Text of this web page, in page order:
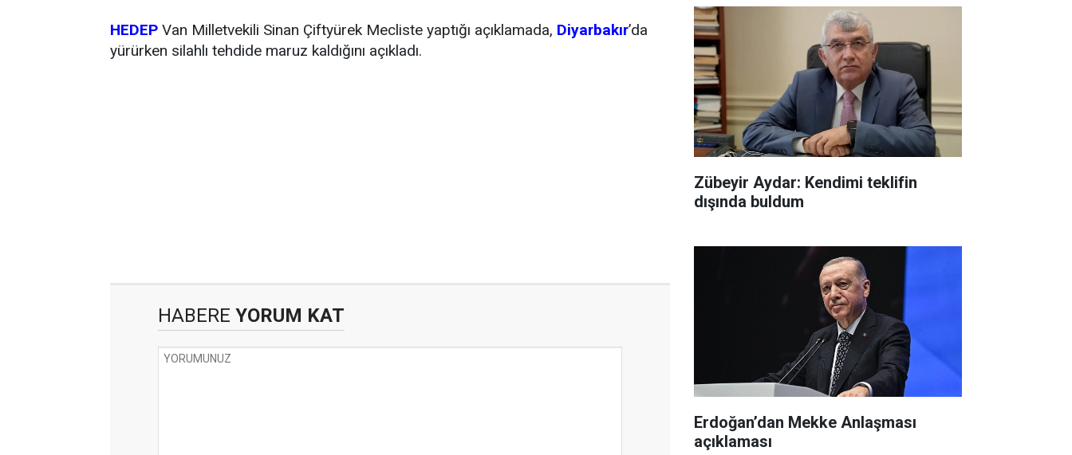
HEDEP Van Milletvekili Sinan Çiftyürek Mecliste yaptığı açıklamada, Diyarbakır’da
yürürken silahlı tehdide maruz kaldığını açıkladı.
HABERE YORUM KAT
Zübeyir Aydar: Kendimi teklifin
dışında buldum
Erdoğan’dan Mekke Anlaşması
açıklaması